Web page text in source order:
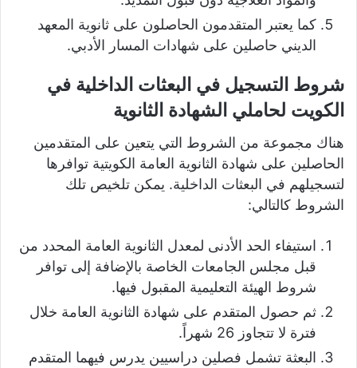
كما يعتبر المتقدمون الحاصلون على ثانوية المعهد
الديني حاصلين على شهادات المسار الأدبي.
شروط التسجيل في البعثات الداخلية في
الكويت لحاملي الشهادة الثانوية
هناك مجموعة من الشروط التي يتعين على المتقدمين
الحاصلين على شهادة الثانوية العامة الكويتية توافرها
لتسجيلهم في البعثات الداخلية. يمكن تلخيص تلك
الشروط كالتالي:
استيفاء الحد الأدنى لمعدل الثانوية العامة المحدد من
قبل مجلس الجامعات الخاصة بالإضافة إلى توافر
شروط الهيئة التعليمية المقبول فيها.
ثم حصول المتقدم على شهادة الثانوية العامة خلال
فترة لا تتجاوز 26 شهراً.
البعثة تشمل فصلين دراسيين يدرس فيهما المتقدم